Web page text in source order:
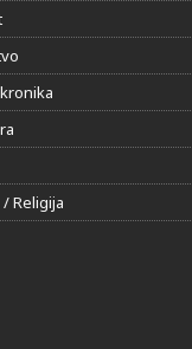
Religija